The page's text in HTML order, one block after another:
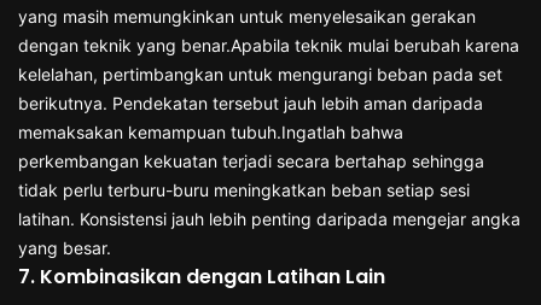
yang masih memungkinkan untuk menyelesaikan gerakan
dengan teknik yang benar.Apabila teknik mulai berubah karena
kelelahan, pertimbangkan untuk mengurangi beban pada set
berikutnya. Pendekatan tersebut jauh lebih aman daripada
memaksakan kemampuan tubuh.Ingatlah bahwa
perkembangan kekuatan terjadi secara bertahap sehingga
tidak perlu terburu-buru meningkatkan beban setiap sesi
latihan. Konsistensi jauh lebih penting daripada mengejar angka
yang besar.
7. Kombinasikan dengan Latihan Lain